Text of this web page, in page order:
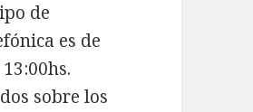
de
es de
sobre los